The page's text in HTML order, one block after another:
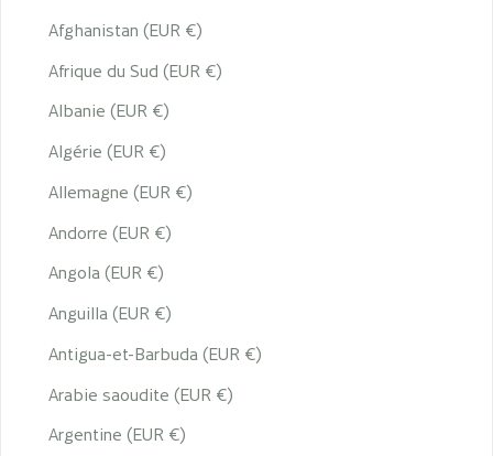
Afghanistan (EUR €)
Afrique du Sud (EUR €)
Albanie (EUR €)
Algérie (EUR €)
Allemagne (EUR €)
Andorre (EUR €)
Angola (EUR €)
Anguilla (EUR €)
Antigua-et-Barbuda (EUR €)
Arabie saoudite (EUR €)
Argentine (EUR €)